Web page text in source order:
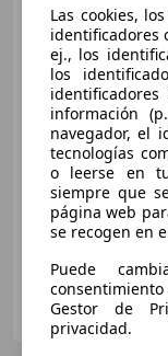
05/2021
BMW GRÜNBLAU
ES-39608 IGOLLO DE
Las cookies,
identificadores
ej., los
los
información
navegador, el
tecnologías
o leerse en
siempre que
página web
se recogen en
Puede
Gestor de
privacidad.